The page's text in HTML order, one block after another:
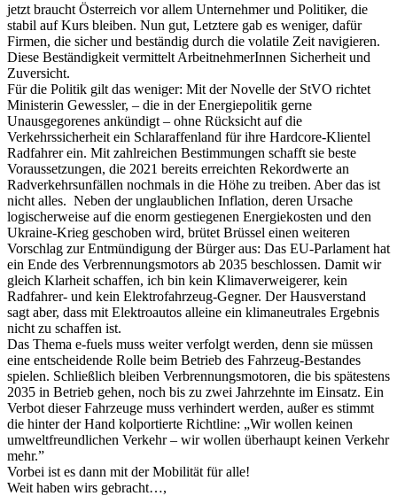
jetzt braucht Österreich vor allem Unternehmer und Politiker, die
stabil auf Kurs bleiben. Nun gut, Letztere gab es weniger, dafür
Firmen, die sicher und beständig durch die volatile Zeit navigieren.
Diese Beständigkeit vermittelt ArbeitnehmerInnen Sicherheit und
Zuversicht.
Für die Politik gilt das weniger: Mit der Novelle der StVO richtet
Ministerin Gewessler, – die in der Energiepolitik gerne
Unausgegorenes ankündigt – ohne Rücksicht auf die
Verkehrssicherheit ein Schlaraffenland für ihre Hardcore-Klientel
Radfahrer ein. Mit zahlreichen Bestimmungen schafft sie beste
Voraussetzungen, die 2021 bereits erreichten Rekordwerte an
Radverkehrsunfällen nochmals in die Höhe zu treiben. Aber das ist
nicht alles. Neben der unglaublichen Inflation, deren Ursache
logischerweise auf die enorm gestiegenen Energiekosten und den
Ukraine-Krieg geschoben wird, brütet Brüssel einen weiteren
Vorschlag zur Entmündigung der Bürger aus: Das EU-Parlament hat
ein Ende des Verbrennungsmotors ab 2035 beschlossen. Damit wir
gleich Klarheit schaffen, ich bin kein Klimaverweigerer, kein
Radfahrer- und kein Elektrofahrzeug-Gegner. Der Hausverstand
sagt aber, dass mit Elektroautos alleine ein klimaneutrales Ergebnis
nicht zu schaffen ist.
Das Thema e-fuels muss weiter verfolgt werden, denn sie müssen
eine entscheidende Rolle beim Betrieb des Fahrzeug-Bestandes
spielen. Schließlich bleiben Verbrennungsmotoren, die bis spätestens
2035 in Betrieb gehen, noch bis zu zwei Jahrzehnte im Einsatz. Ein
Verbot dieser Fahrzeuge muss verhindert werden, außer es stimmt
die hinter der Hand kolportierte Richtline: „Wir wollen keinen
umweltfreundlichen Verkehr – wir wollen überhaupt keinen Verkehr
mehr.”
Vorbei ist es dann mit der Mobilität für alle!
Weit haben wirs gebracht…,